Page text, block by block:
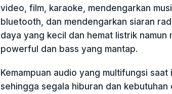
video, film, karaoke, mendengarkan
bluetooth, dan mendengarkan siaran
daya yang kecil dan hemat listrik namun
powerful dan bass yang mantap.
Kemampuan audio yang multifungsi saat
sehingga segala hiburan dan